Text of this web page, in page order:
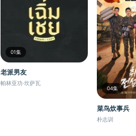
01集
老派男友
帕林亚功·坎萨瓦
04集
菜鸟炊事兵
朴志训